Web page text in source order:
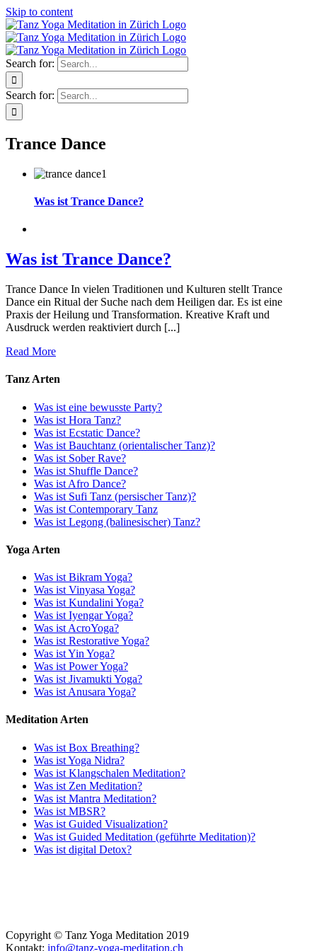
Skip to content
Search for:
Search for:
Trance Dance
Was ist Trance Dance?
Was ist Trance Dance?
Trance Dance In vielen Traditionen und Kulturen stellt Trance
Dance ein Ritual der Suche nach dem Heiligen dar. Es ist eine
Praxis der Heilung und Transformation. Kreative Kraft und
Ausdruck werden reaktiviert durch [...]
Read More
Tanz Arten
Was ist eine bewusste Party?
Was ist Hora Tanz?
Was ist Ecstatic Dance?
Was ist Bauchtanz (orientalischer Tanz)?
Was ist Sober Rave?
Was ist Shuffle Dance?
Was ist Afro Dance?
Was ist Sufi Tanz (persischer Tanz)?
Was ist Contemporary Tanz
Was ist Legong (balinesischer) Tanz?
Yoga Arten
Was ist Bikram Yoga?
Was ist Vinyasa Yoga?
Was ist Kundalini Yoga?
Was ist Iyengar Yoga?
Was ist AcroYoga?
Was ist Restorative Yoga?
Was ist Yin Yoga?
Was ist Power Yoga?
Was ist Jivamukti Yoga?
Was ist Anusara Yoga?
Meditation Arten
Was ist Box Breathing?
Was ist Yoga Nidra?
Was ist Klangschalen Meditation?
Was ist Zen Meditation?
Was ist Mantra Meditation?
Was ist MBSR?
Was ist Guided Visualization?
Was ist Guided Meditation (geführte Meditation)?
Was ist digital Detox?
Copyright © Tanz Yoga Meditation 2019
Kontakt: info@tanz-yoga-meditation.ch